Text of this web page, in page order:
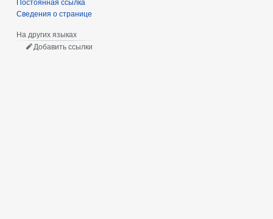
Постоянная ссылка
Сведения о странице
На других языках
Добавить ссылки